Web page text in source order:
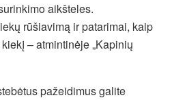
aikšteles.
rūšiavimą ir patarimai, kaip
– atmintinėje „Kapinių
pažeidimus galite